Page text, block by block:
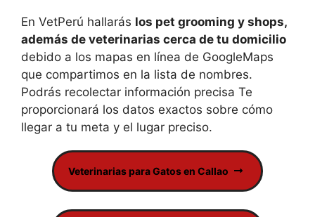
En VetPerú hallarás los pet grooming y shops,
además de veterinarias cerca de tu domicilio
debido a los mapas en línea de GoogleMaps
que compartimos en la lista de nombres.
Podrás recolectar información precisa Te
proporcionará los datos exactos sobre cómo
llegar a tu meta y el lugar preciso.
Veterinarias para Gatos en Callao